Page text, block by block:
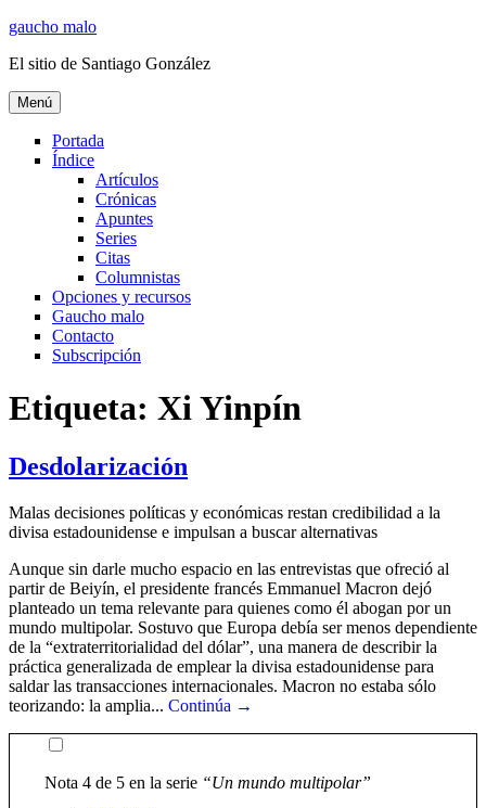
Ir
contenido
gaucho malo
El sitio de Santiago González
Menú
Portada
Índice
Artículos
Crónicas
Apuntes
Series
Citas
Columnistas
Opciones y recursos
Gaucho malo
Contacto
Subscripción
Etiqueta: Xi Yinpín
Desdolarización
Malas decisiones políticas y económicas restan credibilidad a la
divisa estadounidense e impulsan a buscar alternativas
Aunque sin darle mucho espacio en las entrevistas que ofreció al
partir de Beiyín, el presidente francés Emmanuel Macron dejó
planteado un tema relevante para quienes como él abogan por un
mundo multipolar. Sostuvo que Europa debía ser menos dependiente
de la “extraterritorialidad del dólar”, una manera de describir la
práctica generalizada de emplear la divisa estadounidense para
saldar las transacciones internacionales. Macron no estaba sólo
teorizando: la amplia... Continúa →
Nota 4 de 5 en la serie “Un mundo multipolar”